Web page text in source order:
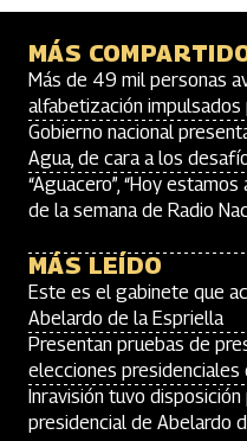
MÁS
Más de 49 mil personas
alfabetización
Gobierno nacional
Agua, de cara a los
“Aguacero”, “Hoy
de la semana de Radio
MÁS LEÍDO
Este es el gabinete que
Abelardo de la Espriella
Presentan pruebas de
elecciones
Inravisión tuvo
presidencial de Abelardo